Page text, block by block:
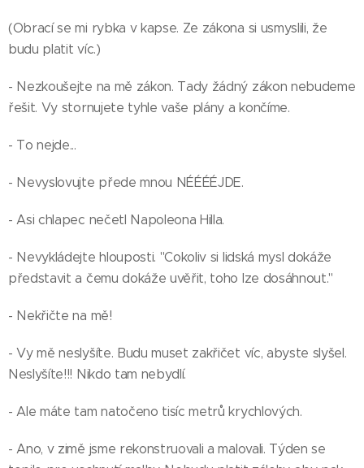
(Obrací se mi rybka v kapse. Ze zákona si usmyslili, že
budu platit víc.)
- Nezkoušejte na mě zákon. Tady žádný zákon nebudeme
řešit. Vy stornujete tyhle vaše plány a končíme.
- To nejde...
- Nevyslovujte přede mnou NÉÉÉÉJDE.
- Asi chlapec nečetl Napoleona Hilla.
- Nevykládejte hlouposti. "Cokoliv si lidská mysl dokáže
představit a čemu dokáže uvěřit, toho lze dosáhnout."
- Nekřičte na mě!
- Vy mě neslyšíte. Budu muset zakřičet víc, abyste slyšel.
Neslyšíte!!! Nikdo tam nebydlí.
- Ale máte tam natočeno tisíc metrů krychlových.
- Ano, v zimě jsme rekonstruovali a malovali. Týden se